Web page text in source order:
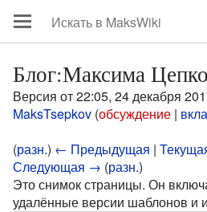
Блог:Максима
Версия от 22:05, 24 декабря
MaksTsepkov (обсуждение |
(разн.) ← Предыдущая |
Следующая → (разн.)
Это снимок страницы. Он
удалённые версии шаблонов и